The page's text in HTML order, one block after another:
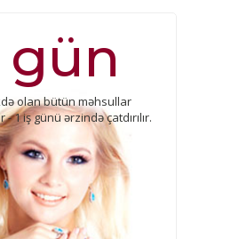
gün
olan bütün məhsullar
- 1 iş günü ərzində çatdırılır.